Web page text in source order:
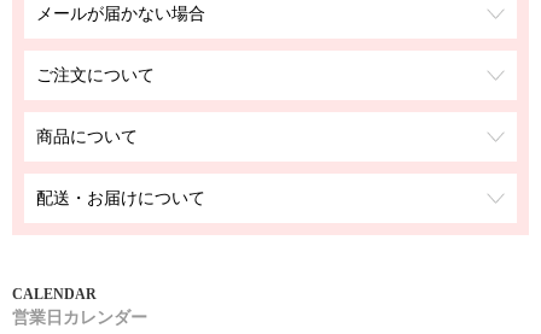
メールが届かない場合
ご注文について
商品について
配送・お届けについて
営業日カレンダー